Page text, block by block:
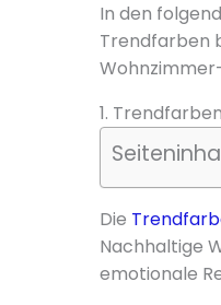
In den
Trendfarben
1.
Die
Nachhaltige
emotionale